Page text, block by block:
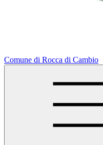
Comune di Rocca di Cambio